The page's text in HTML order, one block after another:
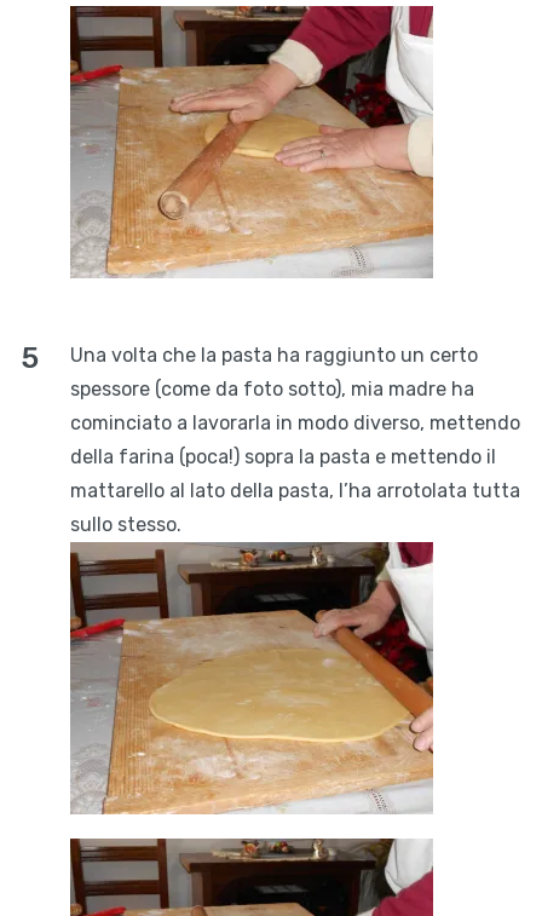
Una volta che la pasta ha raggiunto un certo
spessore (come da foto sotto), mia madre ha
cominciato a lavorarla in modo diverso, mettendo
della farina (poca!) sopra la pasta e mettendo il
mattarello al lato della pasta, l’ha arrotolata tutta
sullo stesso.